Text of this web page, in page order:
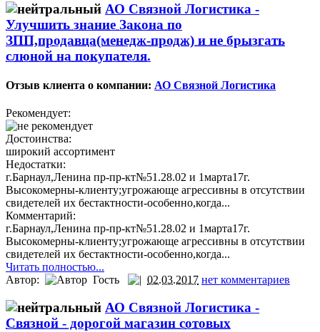
АО Связной Логистика -
Улучшить знание Закона по
ЗПП,продавца(менедж-продж) и не брызгать
слюной на покупателя.
Отзыв клиента о компании: АО Связной Логистика
Рекомендует:
Достоинства:
широкий ассортимент
Недостатки:
г.Барнаул,Ленина пр-пр-кт№51.28.02 и 1марта17г.
Высокомерны-клиенту;угрожающе агрессивны в отсутствии
свидетелей их бестактности-особенно,когда...
Комментарий:
г.Барнаул,Ленина пр-пр-кт№51.28.02 и 1марта17г.
Высокомерны-клиенту;угрожающе агрессивны в отсутствии
свидетелей их бестактности-особенно,когда...
Читать полностью...
Автор:
Гость 02.03.2017 нет комментариев
АО Связной Логистика -
Связной - дорогой магазин сотовых